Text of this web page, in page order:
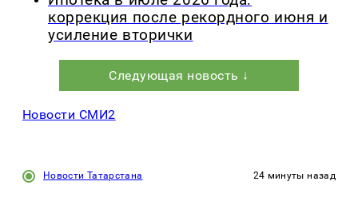
коррекция после рекордного июня и
усиление вторички
Следующая новость ↓
Новости СМИ2
Новости Татарстана 24 минуты назад